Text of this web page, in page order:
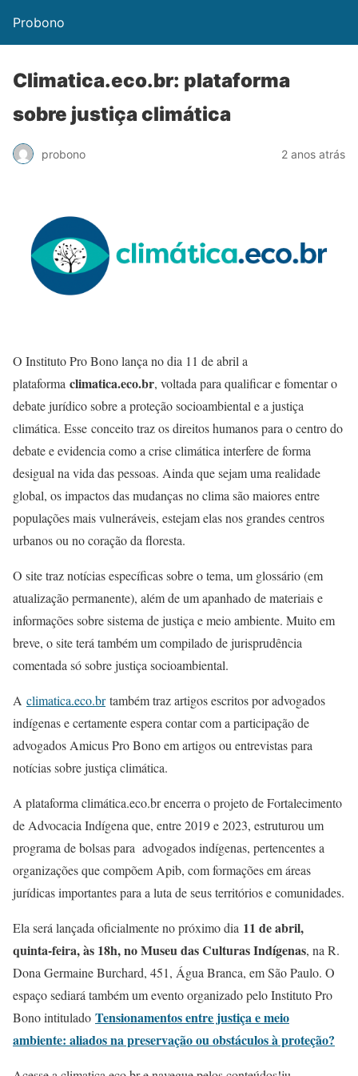
Probono
Climatica.eco.br: plataforma
sobre justiça climática
probono 2 anos atrás
O Instituto Pro Bono lança no dia 11 de abril a
plataforma climatica.eco.br, voltada para qualificar e fomentar o
debate jurídico sobre a proteção socioambiental e a justiça
climática. Esse conceito traz os direitos humanos para o centro do
debate e evidencia como a crise climática interfere de forma
desigual na vida das pessoas. Ainda que sejam uma realidade
global, os impactos das mudanças no clima são maiores entre
populações mais vulneráveis, estejam elas nos grandes centros
urbanos ou no coração da floresta.
O site traz notícias específicas sobre o tema, um glossário (em
atualização permanente), além de um apanhado de materiais e
informações sobre sistema de justiça e meio ambiente. Muito em
breve, o site terá também um compilado de jurisprudência
comentada só sobre justiça socioambiental.
A climatica.eco.brtambém traz artigos escritos por advogados
indígenas e certamente espera contar com a participação de
advogados Amicus Pro Bono em artigos ou entrevistas para
notícias sobre justiça climática.
A plataforma climática.eco.br encerra o projeto de Fortalecimento
de Advocacia Indígena que, entre 2019 e 2023, estruturou um
programa de bolsas para advogados indígenas, pertencentes a
organizações que compõem Apib, com formações em áreas
jurídicas importantes para a luta de seus territórios e comunidades.
Ela será lançada oficialmente no próximo dia 11 de abril,
quinta-feira, às 18h, no Museu das Culturas Indígenas, na R.
Dona Germaine Burchard, 451, Água Branca, em São Paulo. O
espaço sediará também um evento organizado pelo Instituto Pro
Bono intitulado Tensionamentos entre justiça e meio
ambiente: aliados na preservação ou obstáculos à proteção?